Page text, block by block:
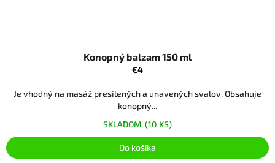
Konopný balzam 150 ml
€4
Je vhodný na masáž presilených a unavených svalov. Obsahuje
konopný...
SKLADOM (10 KS)
Do košíka